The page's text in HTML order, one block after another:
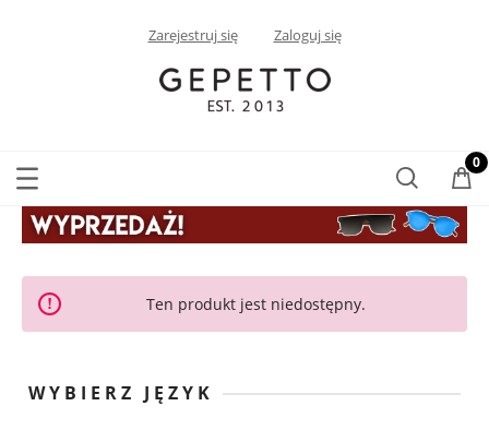
Zarejestruj się Zaloguj się
Ten produkt jest niedostępny.
WYBIERZ JĘZYK